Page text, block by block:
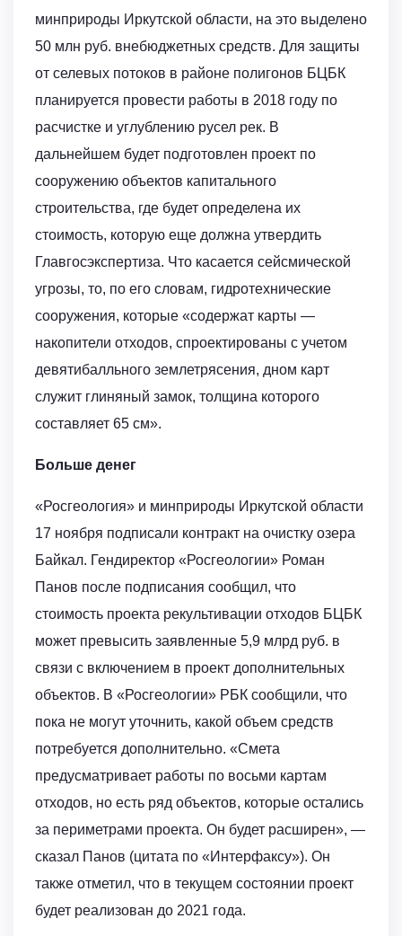
минприроды Иркутской области, на это выделено
50 млн руб. внебюджетных средств. Для защиты
от селевых потоков в районе полигонов БЦБК
планируется провести работы в 2018 году по
расчистке и углублению русел рек. В
дальнейшем будет подготовлен проект по
сооружению объектов капитального
строительства, где будет определена их
стоимость, которую еще должна утвердить
Главгосэкспертиза. Что касается сейсмической
угрозы, то, по его словам, гидротехнические
сооружения, которые «содержат карты —
накопители отходов, спроектированы с учетом
девятибалльного землетрясения, дном карт
служит глиняный замок, толщина которого
составляет 65 см».
Больше денег
«Росгеология» и минприроды Иркутской области
17 ноября подписали контракт на очистку озера
Байкал. Гендиректор «Росгеологии» Роман
Панов после подписания сообщил, что
стоимость проекта рекультивации отходов БЦБК
может превысить заявленные 5,9 млрд руб. в
связи с включением в проект дополнительных
объектов. В «Росгеологии» РБК сообщили, что
пока не могут уточнить, какой объем средств
потребуется дополнительно. «Смета
предусматривает работы по восьми картам
отходов, но есть ряд объектов, которые остались
за периметрами проекта. Он будет расширен», —
сказал Панов (цитата по «Интерфаксу»). Он
также отметил, что в текущем состоянии проект
будет реализован до 2021 года.